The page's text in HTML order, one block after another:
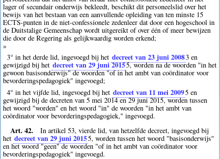
lager of secundair onderwijs bekleedt, beschikt dit personeelslid over het
bewijs van het bestaan van een aanvullende opleiding van ten minste 15
ECTS-punten in de niet-confessionele zedenleer dat door een hogeschool in
de Duitstalige Gemeenschap wordt uitgereikt of over één of meer bewijzen
die door de Regering als gelijkwaardig worden erkend;
»
3° in het derde lid, ingevoegd bij het decreet van 23 juni 20083en
gewijzigd bij het decreet van 29 juni 20155, worden na de woorden "in het
gewoon basisonderwijs" de woorden "of in het ambt van coördinator voor
bevorderingspedagogiek" ingevoegd;
4° in het vijfde lid, ingevoegd bij het decreet van 11 mei 20095en
gewijzigd bij de decreten van 5 mei 2014 en 29 juni 2015, worden tussen
het woord "worden" en het woord "in" de woorden "in het ambt van
coördinator voor bevorderingspedagogiek," ingevoegd.
Art. 42.
In artikel 53, vierde lid, van hetzelfde decreet, ingevoegd bij
het decreet van 29 juni 20155, worden tussen het woord "basisonderwijs"
en het woord "geen" de woorden "of in het ambt van coördinator voor
bevorderingspedagogiek" ingevoegd.